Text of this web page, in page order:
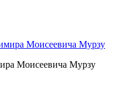
Моисеевича Мурзу